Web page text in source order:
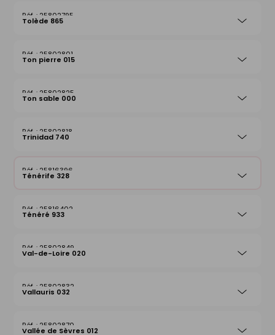
25802795
Tolède 865
25802801
Ton pierre 015
25802825
Ton sable 000
25802818
Trinidad 740
25816396
Ténérife 328
25816402
Ténéré 933
25802849
Val-de-Loire 020
25802832
Vallauris 032
25802870
Vallée de Sèvres 012